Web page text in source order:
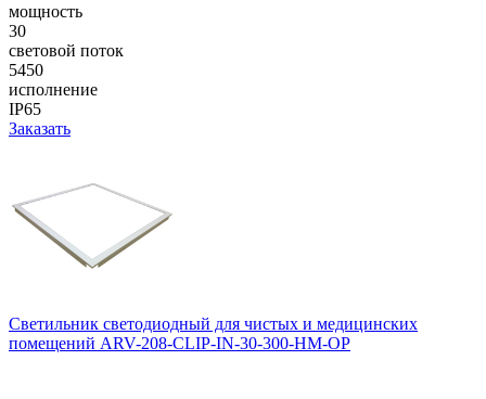
мощность
30
световой поток
5450
исполнение
IP65
Заказать
Светильник светодиодный для чистых и медицинских
помещений ARV-208-CLIP-IN-30-300-НM-OP